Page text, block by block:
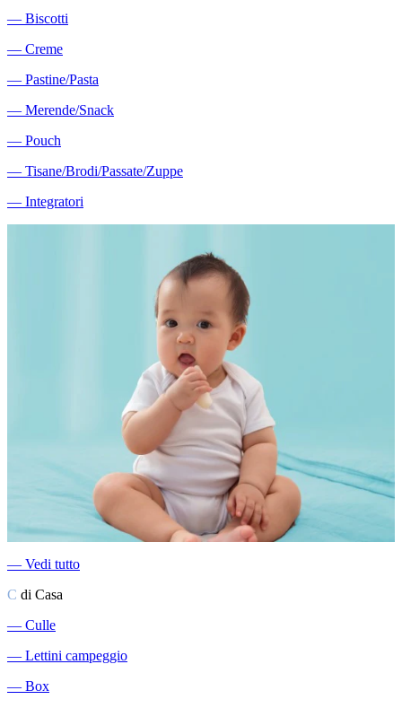
― Biscotti
― Creme
― Pastine/Pasta
― Merende/Snack
― Pouch
― Tisane/Brodi/Passate/Zuppe
― Integratori
― Vedi tutto
C di Casa
― Culle
― Lettini campeggio
― Box